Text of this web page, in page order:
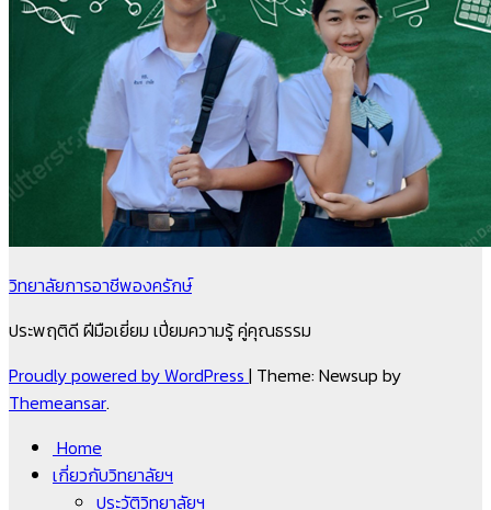
วิทยาลัยการอาชีพองครักษ์
ประพฤติดี ฝีมือเยี่ยม เปี่ยมความรู้ คู่คุณธรรม
Proudly powered by WordPress | Theme: Newsup by
Themeansar.
Home
เกี่ยวกับวิทยาลัยฯ
ประวัติวิทยาลัยฯ